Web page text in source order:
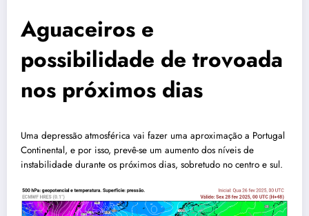
Aguaceiros e
possibilidade de trovoada
nos próximos dias
Uma depressão atmosférica vai fazer uma aproximação a Portugal
Continental, e por isso, prevê-se um aumento dos níveis de
instabilidade durante os próximos dias, sobretudo no centro e sul.